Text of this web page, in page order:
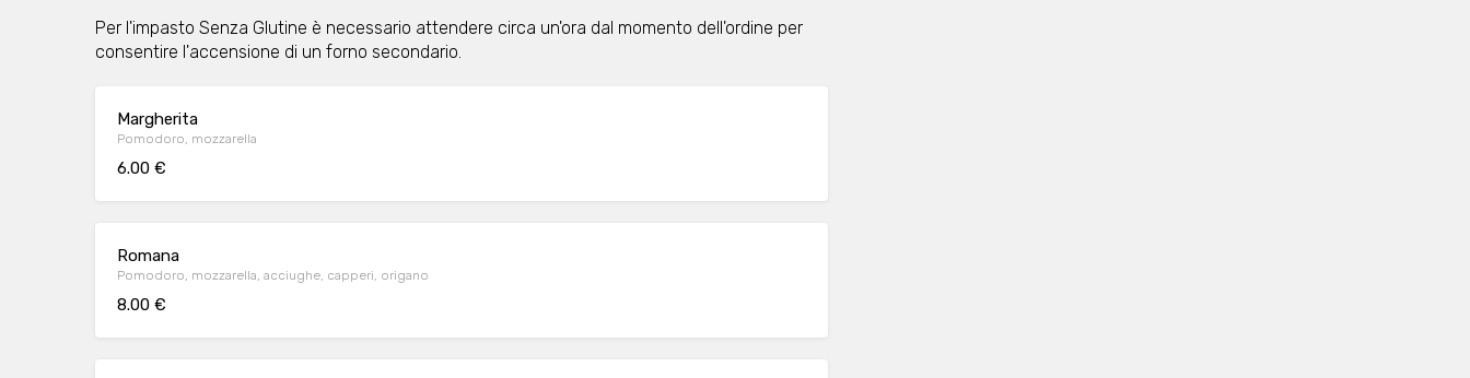
Per l'impasto Senza Glutine è necessario attendere circa un'ora dal momento dell'ordine per
consentire l'accensione di un forno secondario.
Margherita
Pomodoro, mozzarella
6.00 €
Romana
Pomodoro, mozzarella, acciughe, capperi, origano
8.00 €